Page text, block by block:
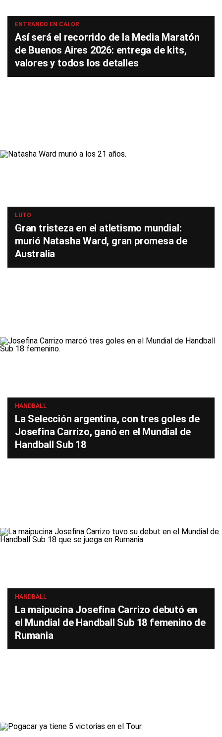
ENTRANDO EN CALOR
Así será el recorrido de la Media Maratón
de Buenos Aires 2026: entrega de kits,
valores y todos los detalles
LUTO
Gran tristeza en el atletismo mundial:
murió Natasha Ward, gran promesa de
Australia
HANDBALL
La Selección argentina, con tres goles de
Josefina Carrizo, ganó en el Mundial de
Handball Sub 18
HANDBALL
La maipucina Josefina Carrizo debutó en
el Mundial de Handball Sub 18 femenino de
Rumania